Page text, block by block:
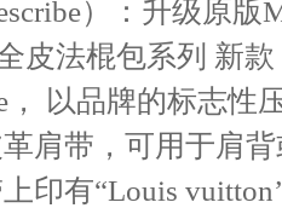
）：升级原版
皮法棍包系列 新
， 以品牌的标志性
肩带，可用于肩
印有“Louis